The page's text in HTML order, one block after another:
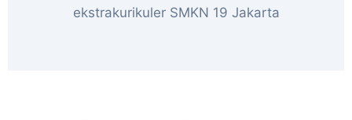
ekstrakurikuler SMKN 19 Jakarta